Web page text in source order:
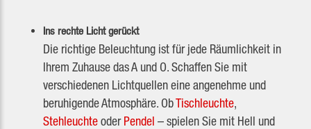
Ins rechte Licht gerückt
Die richtige Beleuchtung ist für jede Räumlichkeit in
Ihrem Zuhause das A und O. Schaffen Sie mit
verschiedenen Lichtquellen eine angenehme und
beruhigende Atmosphäre. ObTischleuchte,
StehleuchteoderPendel – spielen Sie mit Hell und